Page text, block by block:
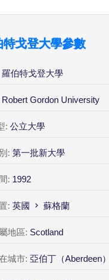
特戈登大學參數
羅伯特戈登大學
Robert Gordon University
: 公立大學
: 第一批新大學
: 1992
: 英國 蘇格蘭
地區: Scotland
城市: 亞伯丁（Aberdeen）